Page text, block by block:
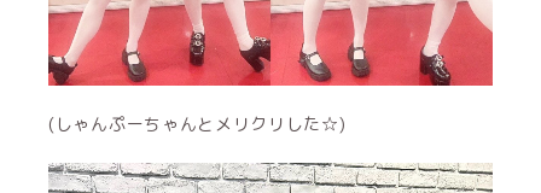
(しゃんぷーちゃんとメリクリした☆)